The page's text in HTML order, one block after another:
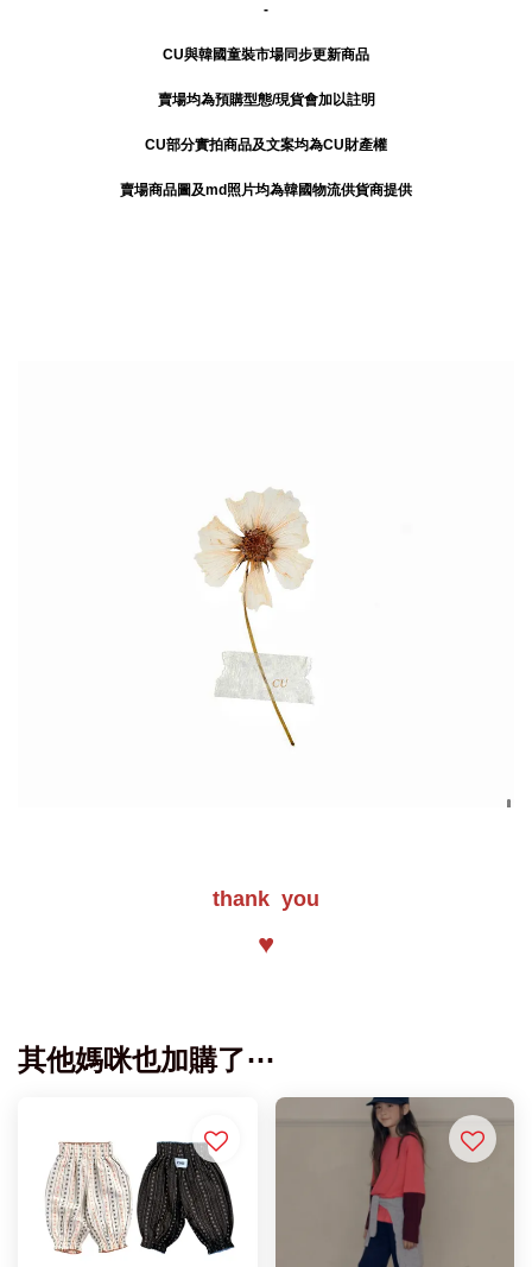
-
CU與韓國童裝市場同步更新商品
賣場均為預購型態/現貨會加以註明
CU部分實拍商品及文案均為CU財產權
賣場商品圖及md照片均為韓國物流供貨商提供
thank you
♥
其他媽咪也加購了⋯